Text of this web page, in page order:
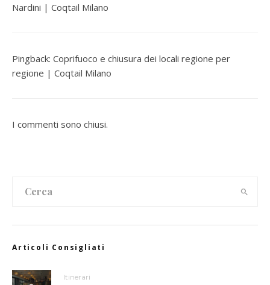
Nardini | Coqtail Milano
Pingback: Coprifuoco e chiusura dei locali regione per
regione | Coqtail Milano
I commenti sono chiusi.
Articoli Consigliati
Itinerari